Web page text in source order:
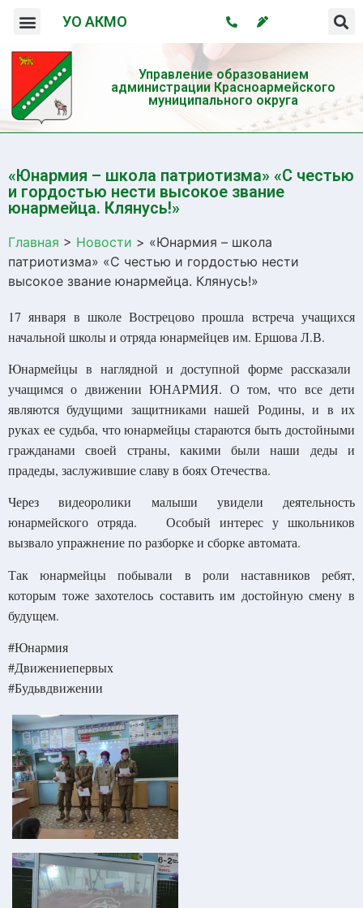
УО АКМО
Управление образованием
администрации Красноармейского
муниципального округа
«Юнармия – школа патриотизма» «С честью
и гордостью нести высокое звание
юнармейца. Клянусь!»
Главная > Новости > «Юнармия – школа
патриотизма» «С честью и гордостью нести
высокое звание юнармейца. Клянусь!»
17 января в школе Вострецово прошла встреча учащихся
начальной школы и отряда юнармейцев им. Ершова Л.В.
Юнармейцы в наглядной и доступной форме рассказали
учащимся о движении ЮНАРМИЯ. О том, что все дети
являются будущими защитниками нашей Родины, и в их
руках ее судьба, что юнармейцы стараются быть достойными
гражданами своей страны, какими были наши деды и
прадеды, заслужившие славу в боях Отечества.
Через видеоролики малыши увидели деятельность
юнармейского отряда. Особый интерес у школьников
вызвало упражнение по разборке и сборке автомата.
Так юнармейцы побывали в роли наставников ребят,
которым тоже захотелось составить им достойную смену в
будущем.
#Юнармия
#Движениепервых
#Будьвдвижении